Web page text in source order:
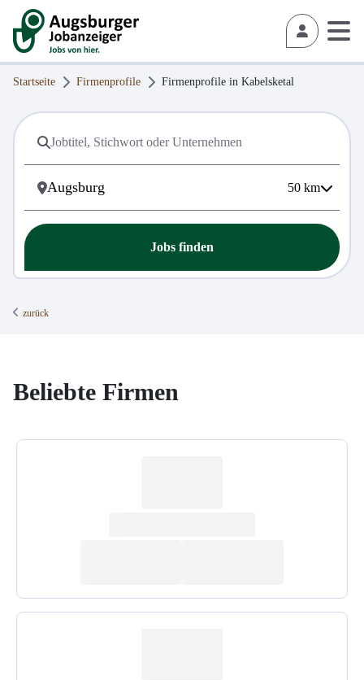
Startseite Firmenprofile Firmenprofile in Kabelsketal
50 km
Jobs finden
zurück
Beliebte Firmen